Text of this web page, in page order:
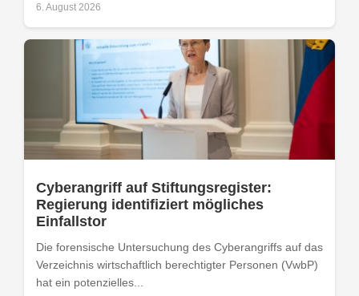
6. August 2026
Cyberangriff auf Stiftungsregister:
Regierung identifiziert mögliches
Einfallstor
Die forensische Untersuchung des Cyberangriffs auf das
Verzeichnis wirtschaftlich berechtigter Personen (VwbP)
hat ein potenzielles...